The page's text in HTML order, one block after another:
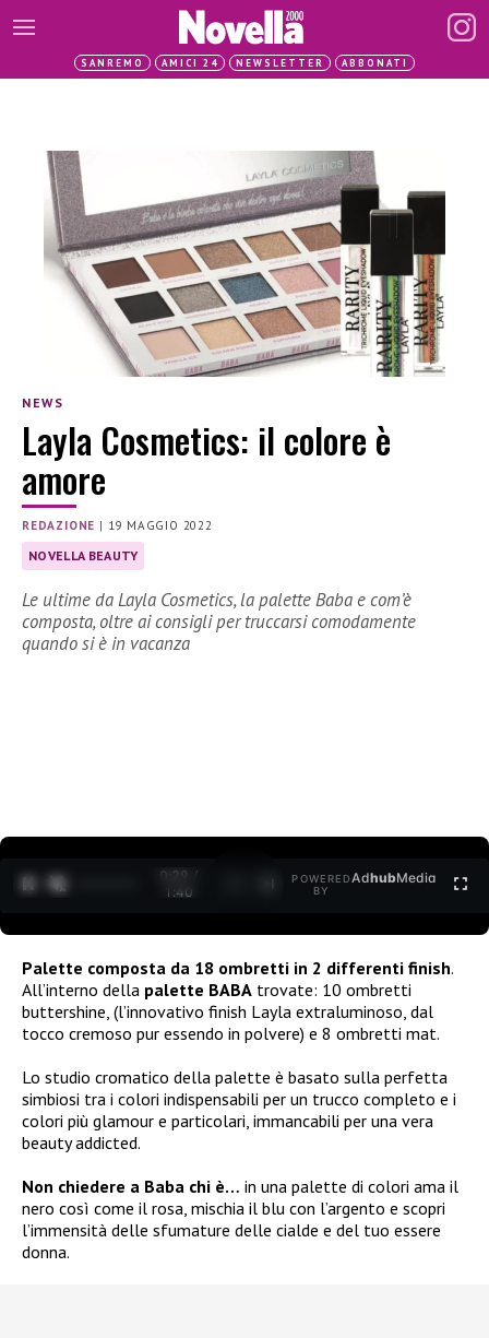
SANREMO AMICI 24 NEWSLETTER ABBONATI
NEWS
Layla Cosmetics: il colore è
amore
REDAZIONE | 19 MAGGIO 2022
NOVELLA BEAUTY
Le ultime da Layla Cosmetics, la palette Baba e com’è
composta, oltre ai consigli per truccarsi comodamente
quando si è in vacanza
0:30 /
1:40
POWERED
BY
AdhubMedia
Palette composta da 18 ombretti in 2 differenti finish.
All’interno della palette BABA trovate: 10 ombretti
buttershine, (l’innovativo finish Layla extraluminoso, dal
tocco cremoso pur essendo in polvere) e 8 ombretti mat.
Lo studio cromatico della palette è basato sulla perfetta
simbiosi tra i colori indispensabili per un trucco completo e i
colori più glamour e particolari, immancabili per una vera
beauty addicted.
Non chiedere a Baba chi è… in una palette di colori ama il
nero così come il rosa, mischia il blu con l’argento e scopri
l’immensità delle sfumature delle cialde e del tuo essere
donna.